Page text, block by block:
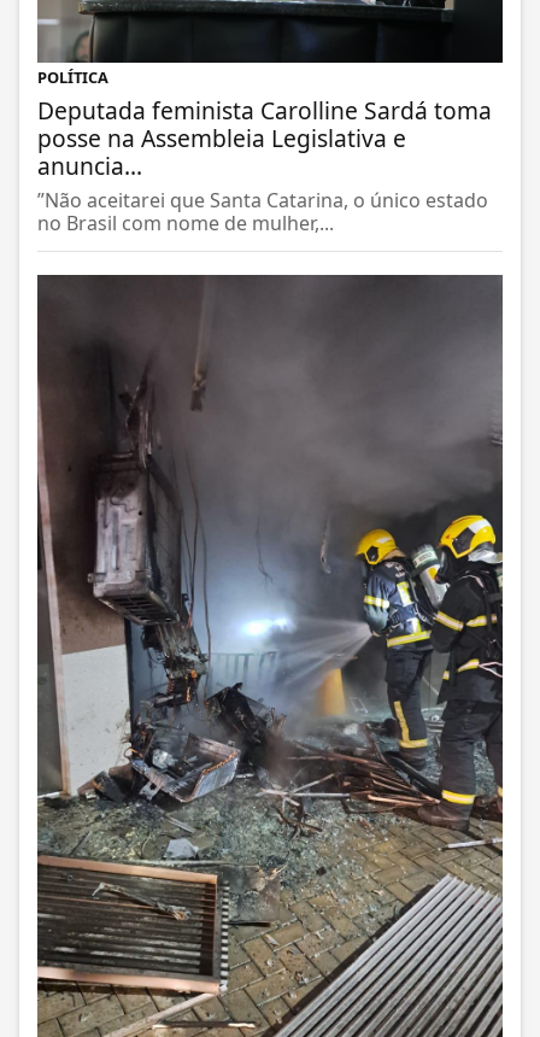
POLÍTICA
Deputada feminista Carolline Sardá toma
posse na Assembleia Legislativa e
anuncia...
”Não aceitarei que Santa Catarina, o único estado
no Brasil com nome de mulher,...